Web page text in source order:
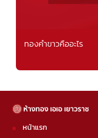
ทองคำขาวคืออะไร
หน้าแรก